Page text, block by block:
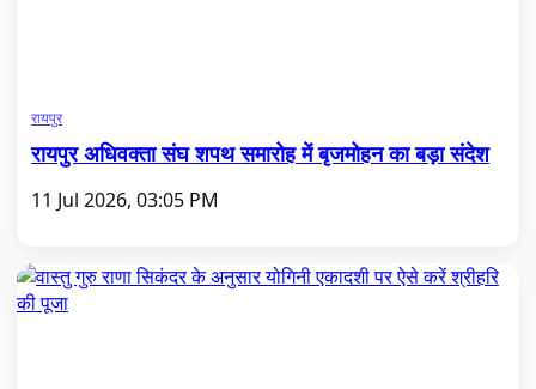
रायपुर
रायपुर अधिवक्ता संघ शपथ समारोह में बृजमोहन का बड़ा संदेश
11 Jul 2026, 03:05 PM